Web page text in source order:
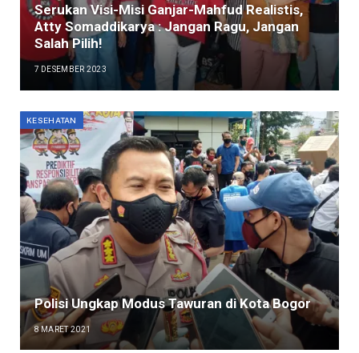
Serukan Visi-Misi Ganjar-Mahfud Realistis,
Atty Somaddikarya : Jangan Ragu, Jangan
Salah Pilih!
7 DESEMBER 2023
KESEHATAN
Polisi Ungkap Modus Tawuran di Kota Bogor
8 MARET 2021